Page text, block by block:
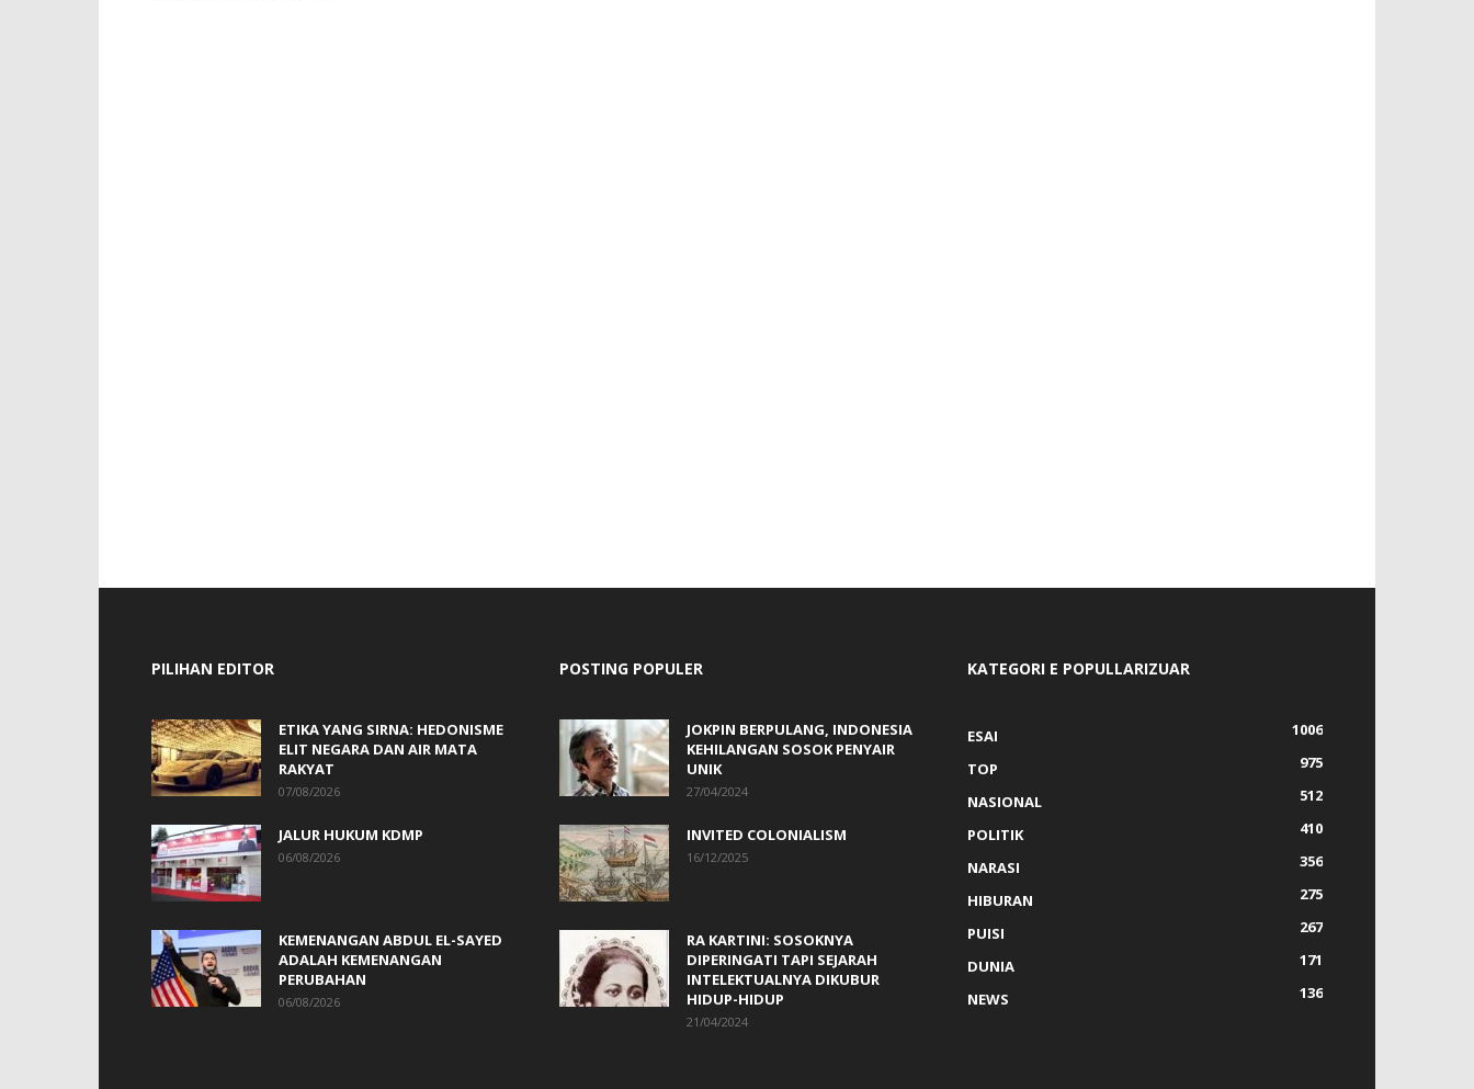
PILIHAN EDITOR
ETIKA YANG SIRNA: HEDONISME
ELIT NEGARA DAN AIR MATA
RAKYAT
07/08/2026
JALUR HUKUM KDMP
06/08/2026
KEMENANGAN ABDUL EL-SAYED
ADALAH KEMENANGAN
PERUBAHAN
06/08/2026
POSTING POPULER
JOKPIN BERPULANG, INDONESIA
KEHILANGAN SOSOK PENYAIR
UNIK
27/04/2024
INVITED COLONIALISM
16/12/2025
RA KARTINI: SOSOKNYA
DIPERINGATI TAPI SEJARAH
INTELEKTUALNYA DIKUBUR
HIDUP-HIDUP
21/04/2024
KATEGORI E POPULLARIZUAR
ESAI
1006
TOP
975
NASIONAL
512
POLITIK
410
NARASI
356
HIBURAN
275
PUISI
267
DUNIA
171
NEWS
136